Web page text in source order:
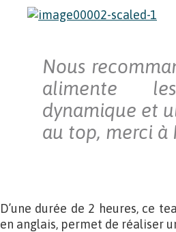
Nous
alimente
dynamique et
au top, merci à
D’une durée de 2 heures, ce
en anglais, permet de réaliser